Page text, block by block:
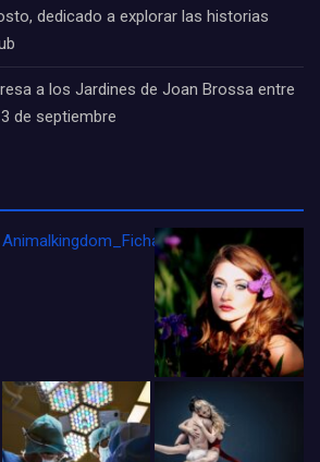
dedicado a explorar las historias
a los Jardines de Joan Brossa entre
de septiembre
Animalkingdom_FichaCine